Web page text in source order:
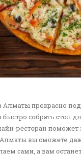
прекрасно
собрать стол
ресторан поможет
Алматы вы сможете
сами, а вам